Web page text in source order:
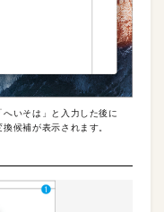
へいそは」と入力した後に
候補が表示されます。